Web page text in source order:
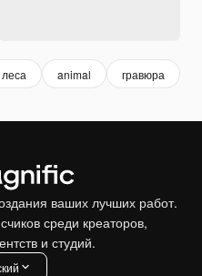
animal гравюра
ваших лучших работ.
среди креаторов,
и студий.